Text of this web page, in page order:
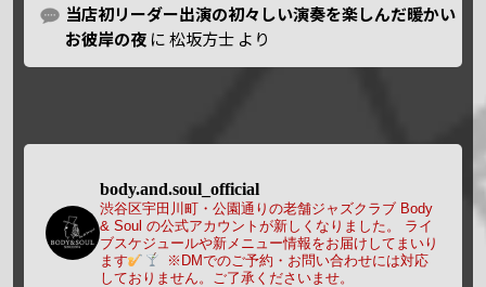
当店初リーダー出演の初々しい演奏を楽しんだ暖かい
お彼岸の夜 に松坂方士 より
body.and.soul_official
渋谷区宇田川町・公園通りの老舗ジャズクラブ Body
& Soul の公式アカウントが新しくなりました。
ライ
ブスケジュールや新メニュー情報をお届けしてまいり
ます
※DMでのご予約・お問い合わせには対応
しておりません。ご了承くださいませ。